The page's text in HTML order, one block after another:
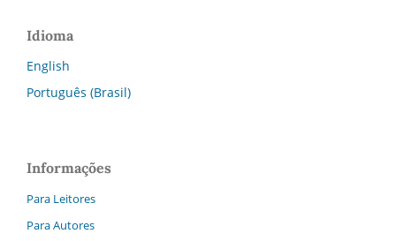
Idioma
English
Português (Brasil)
Informações
Para Leitores
Para Autores